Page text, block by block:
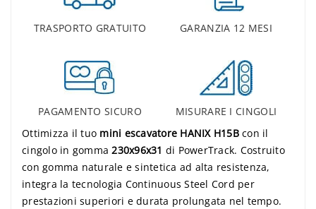
TRASPORTO GRATUITO GARANZIA 12 MESI
PAGAMENTO SICURO
MISURARE I CINGOLI
Ottimizza il tuo mini escavatore HANIX H15Bcon il
cingolo in gomma230x96x31 di PowerTrack. Costruito
con gomma naturale e sintetica ad alta resistenza,
integra la tecnologia Continuous Steel Cord per
prestazioni superiori e durata prolungata nel tempo.